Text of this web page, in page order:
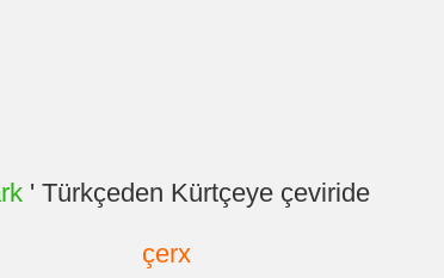
' Türkçeden Kürtçeye çeviride
çerx